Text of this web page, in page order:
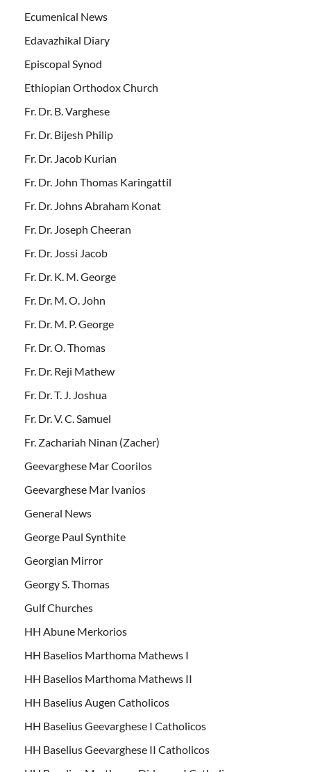
Ecumenical News
Edavazhikal Diary
Episcopal Synod
Ethiopian Orthodox Church
Fr. Dr. B. Varghese
Fr. Dr. Bijesh Philip
Fr. Dr. Jacob Kurian
Fr. Dr. John Thomas Karingattil
Fr. Dr. Johns Abraham Konat
Fr. Dr. Joseph Cheeran
Fr. Dr. Jossi Jacob
Fr. Dr. K. M. George
Fr. Dr. M. O. John
Fr. Dr. M. P. George
Fr. Dr. O. Thomas
Fr. Dr. Reji Mathew
Fr. Dr. T. J. Joshua
Fr. Dr. V. C. Samuel
Fr. Zachariah Ninan (Zacher)
Geevarghese Mar Coorilos
Geevarghese Mar Ivanios
General News
George Paul Synthite
Georgian Mirror
Georgy S. Thomas
Gulf Churches
HH Abune Merkorios
HH Baselios Marthoma Mathews I
HH Baselios Marthoma Mathews II
HH Baselius Augen Catholicos
HH Baselius Geevarghese I Catholicos
HH Baselius Geevarghese II Catholicos